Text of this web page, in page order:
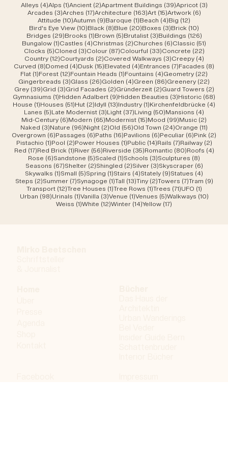
Alleys (4)4 Beiträge
Alps (1)1 Beitrag
Ancient (2)2 Beiträge
Apartment Buildings (39)39 Beiträge
Apricot (3)3
Arcades (3)3 Beiträge
Arches (17)17 Beiträge
Architecture (163)163 Beiträge
Art (15)15 Beiträge
Artwork (6)6
Attitude (10)10 Beiträge
Autumn (9)9 Beiträge
Baroque (1)1 Beitrag
Beach (4)4 Beiträge
Big (12)
Bird's Eye View (10)10 Beiträge
Black (8)8 Beiträge
Blue (20)20 Beiträge
Boxes (3)3 Beiträge
Brick (10)
Bridges (29)29 Beiträge
Brooks (1)1 Beitrag
Brown (5)5 Beiträge
Brutalist (3)3 Beiträge
Buildings (126)126
Bungalow (1)1 Beitrag
Castles (4)4 Beiträge
Christmas (2)2 Beiträge
Churches (6)6 Beiträge
Classic (51)
Clocks (5)5 Beiträge
Cloned (3)3 Beiträge
Colour (87)87 Beiträge
Colourful (33)33 Beiträge
Concrete (22)22
Country (12)12 Beiträge
Courtyards (2)2 Beiträge
Covered Walkways (3)3 Beiträge
Creepy (4)4
Curved (8)8 Beiträge
Domed (4)4 Beiträge
Dusk (15)15 Beiträge
Elevated (4)4 Beiträge
Entrances (7)7 Beiträge
Facades (8)
Flat (1)1 Beitrag
Forest (12)12 Beiträge
Fountain Heads (1)1 Beitrag
Fountains (4)4 Beiträge
Geometry (22)
Gingerbreads (3)3 Beiträge
Glass (26)26 Beiträge
Golden (4)4 Beiträge
Green (86)86 Beiträge
Greenery (22)
Grey (39)39 Beiträge
Grid (3)3 Beiträge
Grid Facades (2)2 Beiträge
Gründerzeit (2)2 Beiträge
Guard Towers (2)2
Gymnasiums (1)1 Beitrag
Hidden Adalbert (9)9 Beiträge
Hidden Beauties (3)3 Beiträge
Historic (68)
House (1)1 Beitrag
Houses (51)51 Beiträge
Hut (2)2 Beiträge
Idyll (13)13 Beiträge
Industry (1)1 Beitrag
Kirchenfeldbrücke (4)
Lanes (5)5 Beiträge
Late Modernist (3)3 Beiträge
Light (37)37 Beiträge
Living (50)50 Beiträge
Mansions (4)
Mid-Century (6)6 Beiträge
Modern (65)65 Beiträge
Modernist (15)15 Beiträge
Mood (99)99 Beiträge
Music (2)
Naked (3)3 Beiträge
Nature (96)96 Beiträge
Night (2)2 Beiträge
Old (56)56 Beiträge
Old Town (24)24 Beiträge
Orange (11)
Overgrown (6)6 Beiträge
Passages (6)6 Beiträge
Paths (16)16 Beiträge
Pavilions (6)6 Beiträge
Peculiar (6)6 Beiträge
Pink (2)
Pistachio (1)1 Beitrag
Pool (2)2 Beiträge
Power Houses (1)1 Beitrag
Public (14)14 Beiträge
Rails (7)7 Beiträge
Railway (2)2
Red (17)17 Beiträge
Red Brick (1)1 Beitrag
River (56)56 Beiträge
Riverside (35)35 Beiträge
Romantic (80)80 Beiträge
Roofs (4)4
Rose (6)6 Beiträge
Sandstone (5)5 Beiträge
Scaled (1)1 Beitrag
Schools (3)3 Beiträge
Sculptures (8)
Seasons (67)67 Beiträge
Shelter (2)2 Beiträge
Shingled (2)2 Beiträge
Silver (3)3 Beiträge
Skyscraper (6)6
Skywalks (1)1 Beitrag
Small (5)5 Beiträge
Spring (1)1 Beitrag
Stairs (4)4 Beiträge
Stately (9)9 Beiträge
Statues (4)
Steps (2)2 Beiträge
Summer (7)7 Beiträge
Synagoge (1)1 Beitrag
Tall (13)13 Beiträge
Tiny (2)2 Beiträge
Towers (7)7 Beiträge
Tram (9)9
Transport (12)12 Beiträge
Tree Houses (1)1 Beitrag
Tree Rows (1)1 Beitrag
Trees (71)71 Beiträge
UFO (1)1 Beitrag
Urban (98)98 Beiträge
Urinals (1)1 Beitrag
Vanilla (3)3 Beiträge
Venue (1)1 Beitrag
Venues (5)5 Beiträge
Walkways (10)10
Weiss (1)1 Beitrag
White (12)12 Beiträge
Winter (14)14 Beiträge
Yellow (17)